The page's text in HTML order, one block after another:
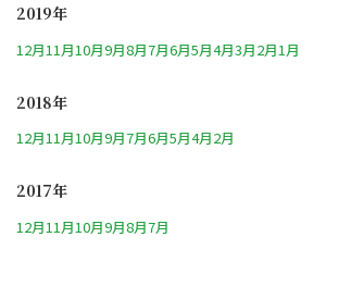
2019年
12月11月10月9月8月7月6月5月4月3月2月1月
2018年
12月11月10月9月7月6月5月4月2月
2017年
12月11月10月9月8月7月